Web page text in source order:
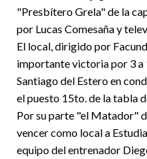
"Presbítero Grela" de la
por Lucas Comesaña y
El local, dirigido por
importante victoria por 3 a
Santiago del Estero en
el puesto 15to. de la tabla
Por su parte "el Matador"
vencer como local a
equipo del entrenador